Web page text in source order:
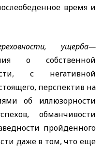
время и
ущерба—
о собственной
с негативной
перспектив на
об иллюзорности
обманчивости
пройденного
даже в том, что еще